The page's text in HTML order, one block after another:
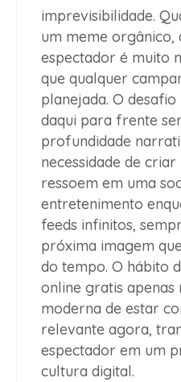
imprevisibilidade.
um meme orgânico,
espectador é muito
que qualquer
planejada. O
daqui para frente
profundidade
necessidade de criar
ressoem em uma
entretenimento
feeds infinitos,
próxima imagem
do tempo. O hábito
online gratis
moderna de estar
relevante agora,
espectador em um
cultura digital.